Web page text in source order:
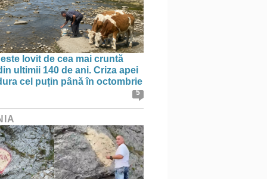
lovit de cea mai cruntă
ultimii 140 de ani. Criza apei
cel puțin până în octombrie
5